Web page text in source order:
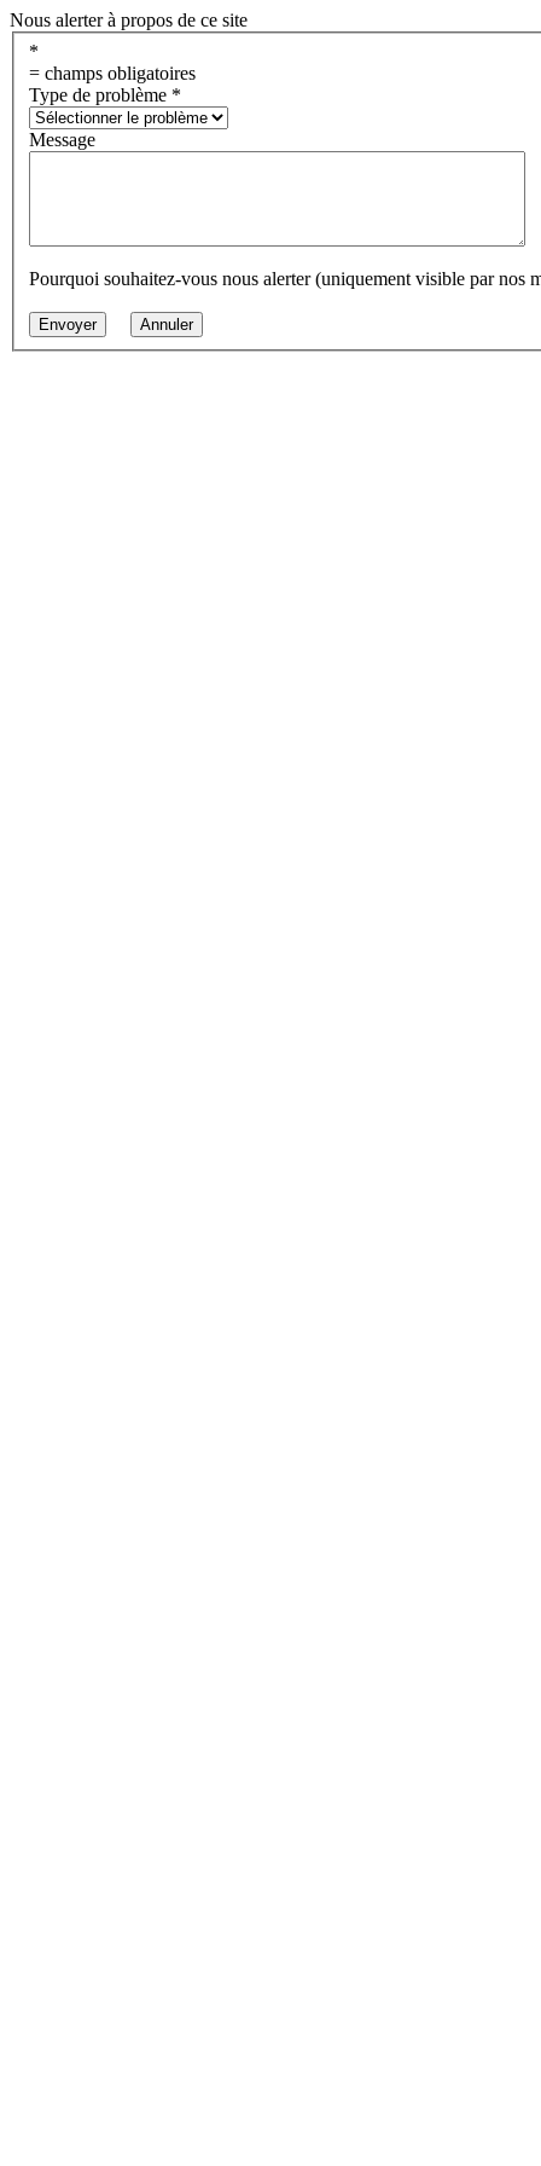
Nous alerter à propos de ce site
*
= champs obligatoires
Type de problème *
Message
Pourquoi souhaitez-vous nous alerter (uniquement visible par nos